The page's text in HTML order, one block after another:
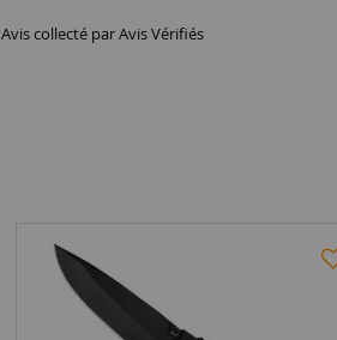
Avis collecté par Avis Vérifiés